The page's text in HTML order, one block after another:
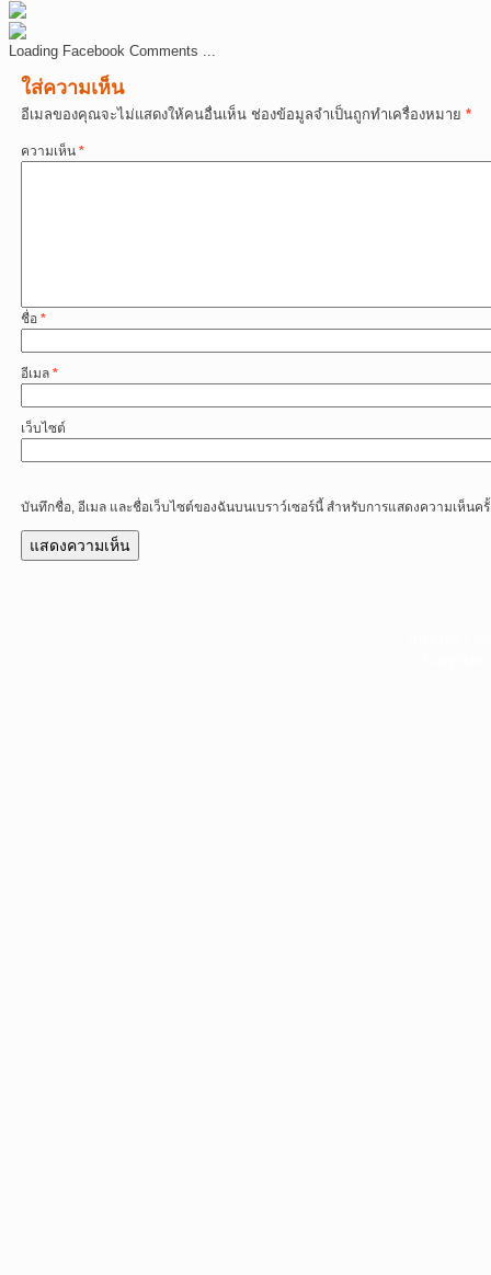
Loading Facebook Comments ...
ใส่ความเห็น
อีเมลของคุณจะไม่แสดงให้คนอื่นเห็น ช่องข้อมูลจำเป็นถูกทำเครื่องหมาย *
ความเห็น *
ชื่อ *
อีเมล *
เว็บไซต์
บันทึกชื่อ, อีเมล และชื่อเว็บไซต์ของฉันบนเบราว์เซอร์นี้ สำหรับการแสดงความเห็นค